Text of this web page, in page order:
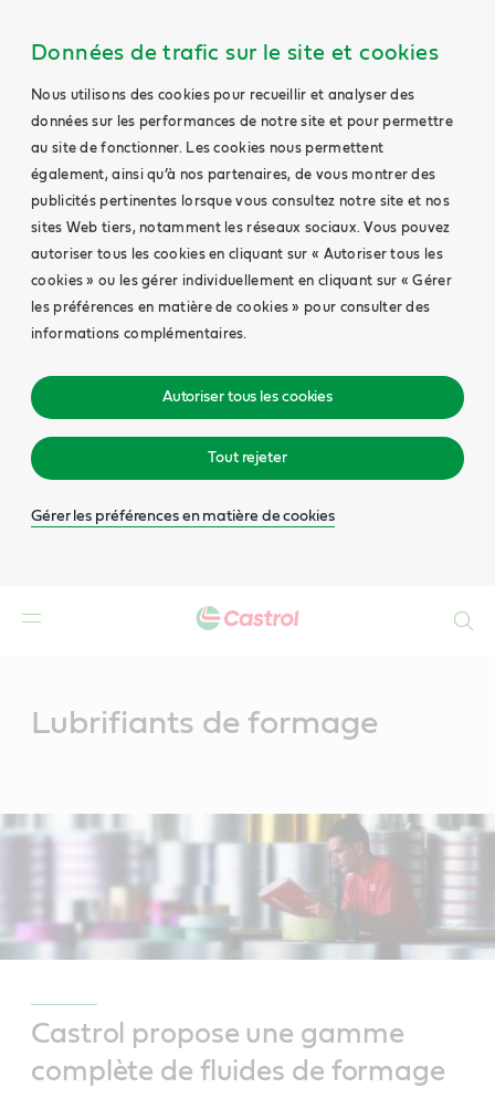
Données de trafic sur le site et cookies
Nous utilisons des cookies pour recueillir et analyser des
données sur les performances de notre site et pour permettre
au site de fonctionner. Les cookies nous permettent
également, ainsi qu’à nos partenaires, de vous montrer des
publicités pertinentes lorsque vous consultez notre site et nos
sites Web tiers, notamment les réseaux sociaux. Vous pouvez
autoriser tous les cookies en cliquant sur « Autoriser tous les
cookies » ou les gérer individuellement en cliquant sur « Gérer
les préférences en matière de cookies » pour consulter des
informations complémentaires.
Autoriser tous les cookies
Tout rejeter
Gérer les préférences en matière de cookies
Lubrifiants de formage
Castrol propose une gamme
complète de fluides de formage